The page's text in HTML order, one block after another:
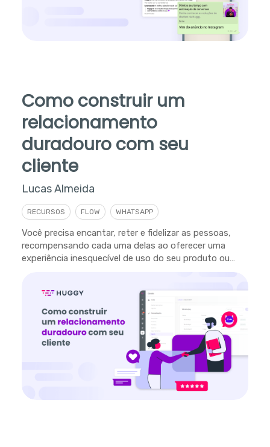
Como construir um
relacionamento
duradouro com seu
cliente
Lucas Almeida
RECURSOS FLOW WHATSAPP
Você precisa encantar, reter e fidelizar as pessoas,
recompensando cada uma delas ao oferecer uma
experiência inesquecível de uso do seu produto ou